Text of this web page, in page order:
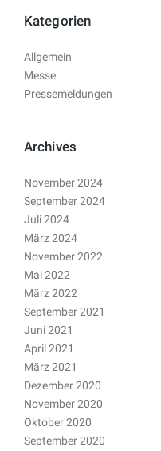
Kategorien
Allgemein
Messe
Pressemeldungen
Archives
November 2024
September 2024
Juli 2024
März 2024
November 2022
Mai 2022
März 2022
September 2021
Juni 2021
April 2021
März 2021
Dezember 2020
November 2020
Oktober 2020
September 2020